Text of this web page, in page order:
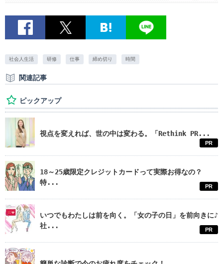
社会人生活 研修 仕事 締め切り 時間
関連記事
ピックアップ
視点を変えれば、世の中は変わる。「Rethink PR...
PR
18～25歳限定クレジットカードって実際お得なの？
特...
PR
いつでもわたしは前を向く。「女の子の日」を前向きに♪
社...
PR